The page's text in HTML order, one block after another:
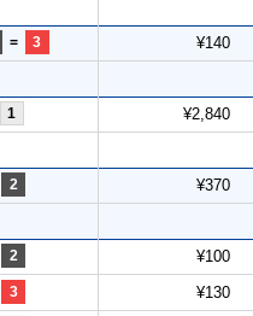
= 3 ¥140
1 ¥2,840
2 ¥370
2 ¥100
3 ¥130